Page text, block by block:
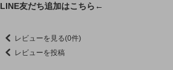
LINE友だち追加はこちら←
レビューを見る(0件)
レビューを投稿